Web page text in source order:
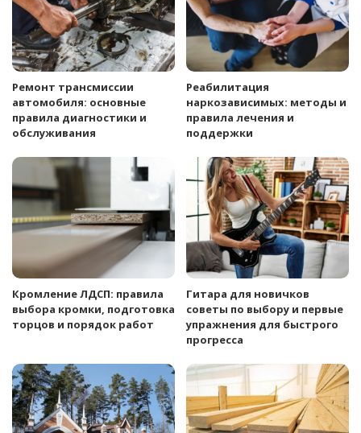
Ремонт трансмиссии
автомобиля: основные
правила диагностики и
обслуживания
Реабилитация
наркозависимых: методы и
правила лечения и
поддержки
Кромление ЛДСП: правила
выбора кромки, подготовка
торцов и порядок работ
Гитара для новичков
советы по выбору и первые
упражнения для быстрого
прогресса